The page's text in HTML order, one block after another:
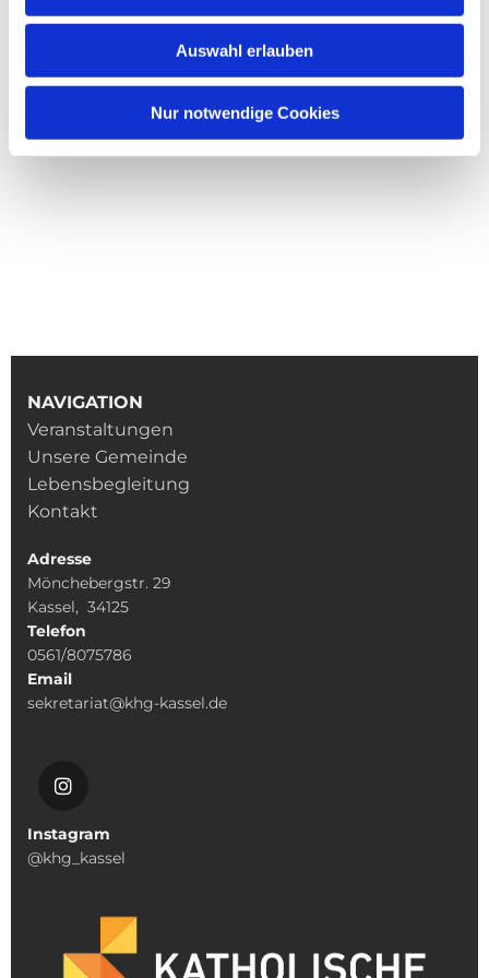
Auswahl erlauben
Nur notwendige Cookies
NAVIGATION
Veranstaltungen
Unsere Gemeinde
Lebensbegleitung
Kontakt
Adresse
Mönchebergstr. 29
Kassel, 34125
Telefon
0561/8075786
Email
sekretariat@khg-kassel.de
Instagram
@khg_kassel